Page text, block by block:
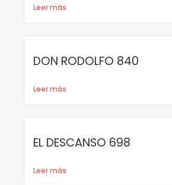
Leer más
DON RODOLFO 840
Leer más
EL DESCANSO 698
Leer más